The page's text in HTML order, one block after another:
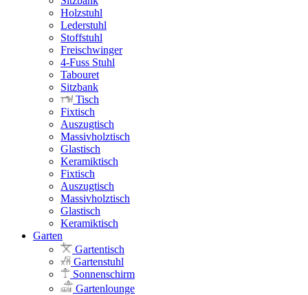
Holzstuhl
Lederstuhl
Stoffstuhl
Freischwinger
4-Fuss Stuhl
Tabouret
Sitzbank
Tisch
Fixtisch
Auszugtisch
Massivholztisch
Glastisch
Keramiktisch
Fixtisch
Auszugtisch
Massivholztisch
Glastisch
Keramiktisch
Garten
Gartentisch
Gartenstuhl
Sonnenschirm
Gartenlounge